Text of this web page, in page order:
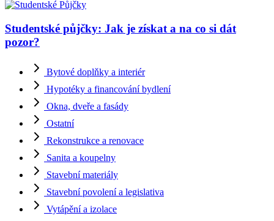
Studentské půjčky: Jak je získat a na co si dát
pozor?
Bytové doplňky a interiér
Hypotéky a financování bydlení
Okna, dveře a fasády
Ostatní
Rekonstrukce a renovace
Sanita a koupelny
Stavební materiály
Stavební povolení a legislativa
Vytápění a izolace